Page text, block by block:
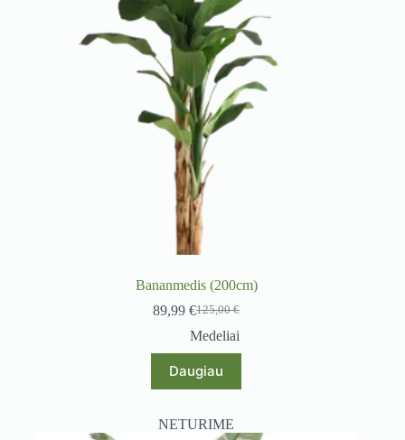
Bananmedis (200cm)
125,00€
Original
price
125,00 €.
89,99€Current
price
89,99 €.
Medeliai
Daugiau
NETURIME